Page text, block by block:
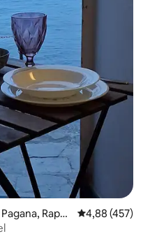
Rapall
Évaluation
4,88 (457)